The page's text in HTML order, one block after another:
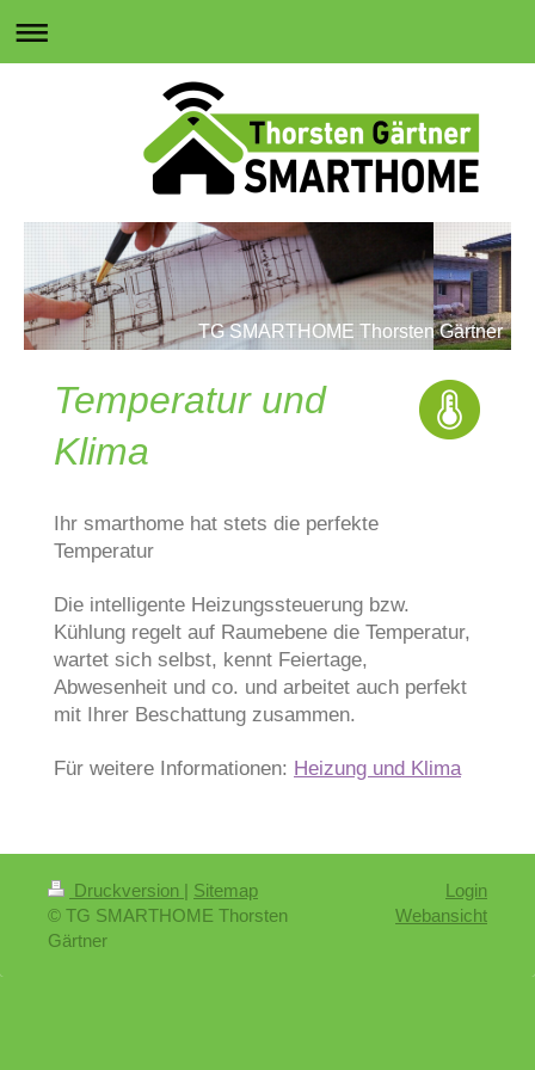
TG SMARTHOME Thorsten Gärtner
Temperatur und
Klima
Ihr smarthome hat stets die perfekte
Temperatur
Die intelligente Heizungssteuerung bzw.
Kühlung regelt auf Raumebene die Temperatur,
wartet sich selbst, kennt Feiertage,
Abwesenheit und co. und arbeitet auch perfekt
mit Ihrer Beschattung zusammen.
Für weitere Informationen: Heizung und Klima
Druckversion | Sitemap
© TG SMARTHOME Thorsten
Gärtner
Login
Webansicht